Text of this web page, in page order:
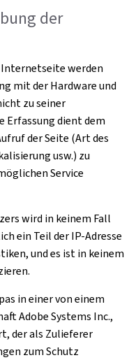
der
werden
mit der Hardware und
zu seiner
Erfassung dient dem
der Seite (Art des
usw.) zu
Service
wird in keinem Fall
ein Teil der IP-Adresse
und es ist in keinem
in einer von einem
Adobe Systems Inc.,
der als Zulieferer
zum Schutz